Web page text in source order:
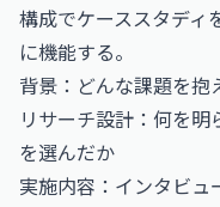
構成でケーススタディ
に機能する。
背景：どんな課題を
リサーチ設計：何を
を選んだか
実施内容：インタビュ